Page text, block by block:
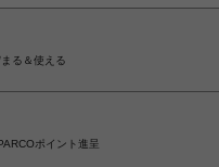
る＆使える
ポイント進呈